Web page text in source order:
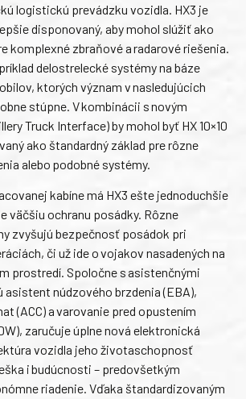
logistickú prevádzku vozidla. HX3 je
disponovaný, aby mohol slúžiť ako
komplexné zbraňové a radarové riešenia.
delostrelecké systémy na báze
ktorých význam v nasledujúcich
stúpne. V kombinácii s novým
Truck Interface) by mohol byť HX 10×10
ako štandardný základ pre rôzne
alebo podobné systémy.
kabíne má HX3 ešte jednoduchšie
väčšiu ochranu posádky. Rôzne
zvyšujú bezpečnosť posádok pri
či už ide o vojakov nasadených na
prostredí. Spoločne s asistenčnými
asistent núdzového brzdenia (EBA),
(ACC) a varovanie pred opustením
zaručuje úplne nová elektronická
vozidla jeho životaschopnosť
i budúcnosti – predovšetkým
riadenie. Vďaka štandardizovaným